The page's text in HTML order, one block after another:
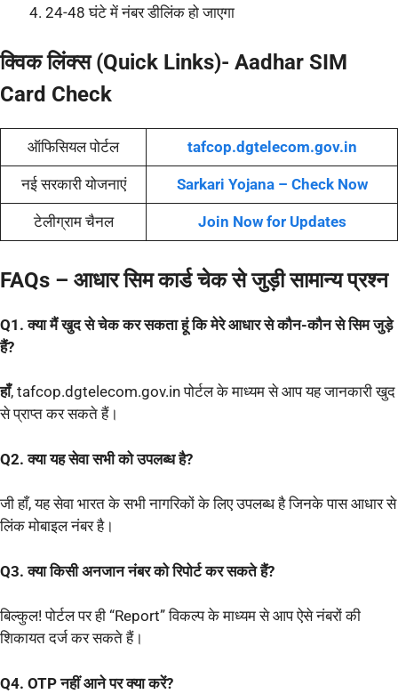
24-48 घंटे में नंबर डीलिंक हो जाएगा
क्विक लिंक्स (Quick Links)- Aadhar SIM
Card Check
ऑफिसियल पोर्टल tafcop.dgtelecom.gov.in
नई सरकारी योजनाएं Sarkari Yojana – Check Now
टेलीग्राम चैनल Join Now for Updates
FAQs – आधार सिम कार्ड चेक से जुड़ी सामान्य प्रश्न
Q1. क्या मैं खुद से चेक कर सकता हूं कि मेरे आधार से कौन-कौन से सिम जुड़े
हैं?
हाँ, tafcop.dgtelecom.gov.in पोर्टल के माध्यम से आप यह जानकारी खुद
से प्राप्त कर सकते हैं।
Q2. क्या यह सेवा सभी को उपलब्ध है?
जी हाँ, यह सेवा भारत के सभी नागरिकों के लिए उपलब्ध है जिनके पास आधार से
लिंक मोबाइल नंबर है।
Q3. क्या किसी अनजान नंबर को रिपोर्ट कर सकते हैं?
बिल्कुल! पोर्टल पर ही “Report” विकल्प के माध्यम से आप ऐसे नंबरों की
शिकायत दर्ज कर सकते हैं।
Q4. OTP नहीं आने पर क्या करें?